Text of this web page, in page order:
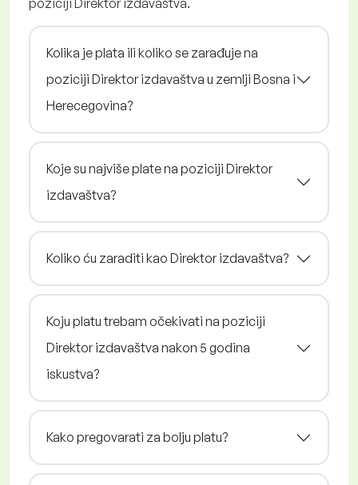
poziciji Direktor izdavaštva.
Kolika je plata ili koliko se zarađuje na
poziciji Direktor izdavaštva u zemlji Bosna i
Herecegovina?
Koje su najviše plate na poziciji Direktor
izdavaštva?
Koliko ću zaraditi kao Direktor izdavaštva?
Koju platu trebam očekivati na poziciji
Direktor izdavaštva nakon 5 godina
iskustva?
Kako pregovarati za bolju platu?